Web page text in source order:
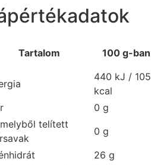
Tartalom 100 g-ban
440 kJ / 105
kcal
0 g
telített
0 g
26 g